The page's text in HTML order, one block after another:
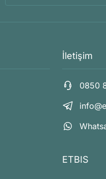
İletişim
0850
ETBIS